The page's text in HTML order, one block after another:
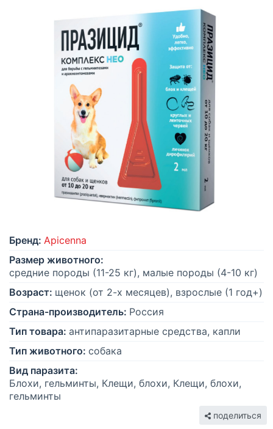
Бренд: Apicenna
Размер животного:
средние породы (11-25 кг), малые породы (4-10 кг)
Возраст: щенок (от 2-х месяцев), взрослые (1 год+)
Страна-производитель: Россия
Тип товара: антипаразитарные средства, капли
Тип животного: собака
Вид паразита:
Блохи, гельминты, Клещи, блохи, Клещи, блохи,
гельминты
поделиться